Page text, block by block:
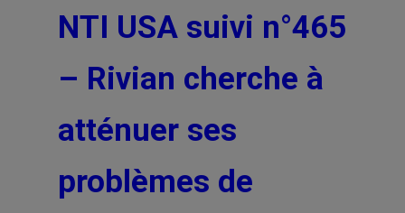
NTI USA suivi n°465
– Rivian cherche à
atténuer ses
problèmes de